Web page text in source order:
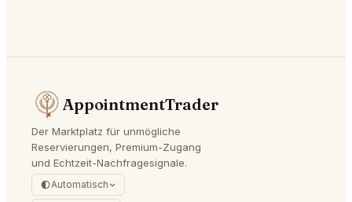
AppointmentTrader
Der Marktplatz für unmögliche
Reservierungen, Premium-Zugang
und Echtzeit-Nachfragesignale.
Automatisch